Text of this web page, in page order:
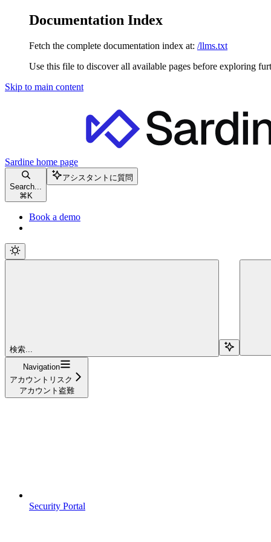
Documentation Index
Fetch the complete documentation index at: /llms.txt
Use this file to discover all available pages before exploring
Skip to main content
Sardine home page
Search...
⌘ K
アシスタントに質問
Book a demo
検索...
Navigation
アカウントリスク
アカウント盗難
Security Portal